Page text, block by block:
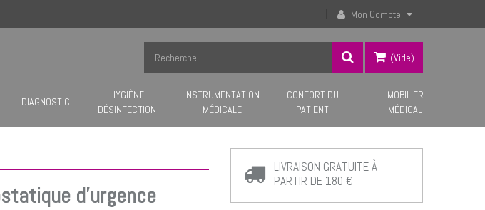
Mon Compte
(vide)
DIAGNOSTIC
HYGIÈNE
DÉSINFECTION
INSTRUMENTATION
MÉDICALE
CONFORT DU
PATIENT
MOBILIER
MÉDICAL
d’urgence
LIVRAISON GRATUITE À
PARTIR DE 180 €